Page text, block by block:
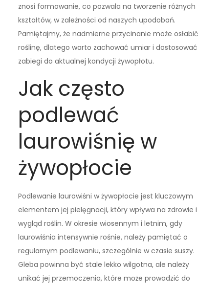
znosi formowanie, co pozwala na tworzenie różnych
kształtów, w zależności od naszych upodobań.
Pamiętajmy, że nadmierne przycinanie może osłabić
roślinę, dlatego warto zachować umiar i dostosować
zabiegi do aktualnej kondycji żywopłotu.
Jak często
podlewać
laurowiśnię w
żywopłocie
Podlewanie laurowiśni w żywopłocie jest kluczowym
elementem jej pielęgnacji, który wpływa na zdrowie i
wygląd roślin. W okresie wiosennym i letnim, gdy
laurowiśnia intensywnie rośnie, należy pamiętać o
regularnym podlewaniu, szczególnie w czasie suszy.
Gleba powinna być stale lekko wilgotna, ale należy
unikać jej przemoczenia, które może prowadzić do